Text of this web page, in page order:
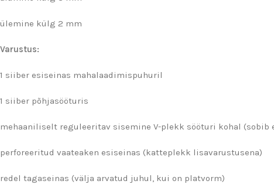
ülemine külg 2 mm
Varustus:
1 siiber esiseinas mahalaadimispuhuril
1 siiber põhjasööturis
mehaaniliselt reguleeritav sisemine V-plekk sööturi kohal (sobib
perforeeritud vaateaken esiseinas (katteplekk lisavarustusena)
redel tagaseinas (välja arvatud juhul, kui on platvorm)